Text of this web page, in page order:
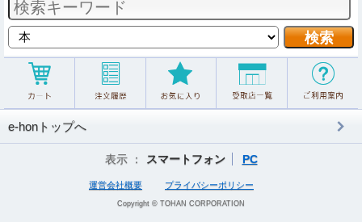
e-honトップへ
表示 ： スマートフォン PC
運営会社概要 プライバシーポリシー
Copyright © TOHAN CORPORATION